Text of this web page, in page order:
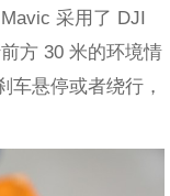
采用了 DJI
方 30 米的环境情
车悬停或者绕行，